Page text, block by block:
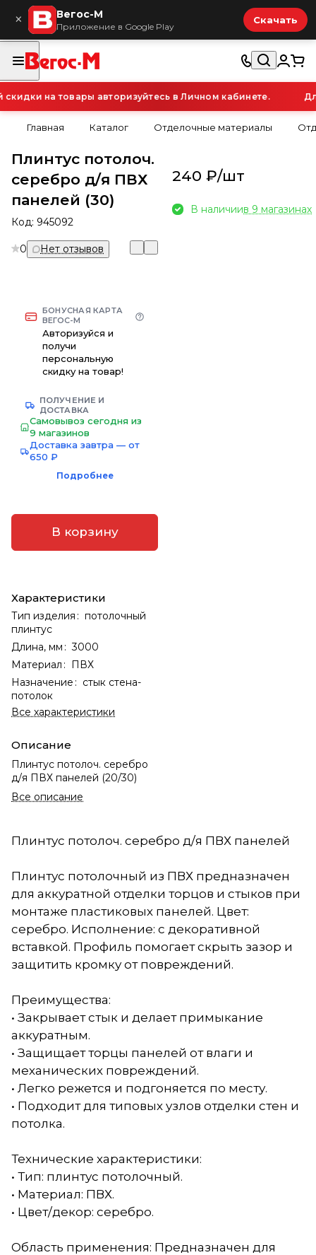
× Вегос-М
Приложение в Google Play
Скачать
на товары авторизуйтесь в Личном кабинете.
Главная Каталог Отделочные материалы
Плинтус потолоч.
серебро д/я ПВХ
панелей (30)
Код: 945092
0 Нет отзывов
БОНУСНАЯ КАРТА
ВЕГОС-М
Авторизуйся и
получи
персональную
скидку на товар!
ПОЛУЧЕНИЕ И
ДОСТАВКА
Самовывоз сегодня из
9 магазинов
Доставка завтра — от
650 ₽
Подробнее
В корзину
Характеристики
Тип изделия : потолочный
плинтус
Длина, мм : 3000
Материал : ПВХ
Назначение : стык стена-
потолок
Все характеристики
Описание
Плинтус потолоч. серебро
д/я ПВХ панелей (20/30)
Все описание
240 ₽/шт
В наличиив 9 магазинах
Плинтус потолоч. серебро д/я ПВХ панелей
Плинтус потолочный из ПВХ предназначен
для аккуратной отделки торцов и стыков при
монтаже пластиковых панелей. Цвет:
серебро. Исполнение: с декоративной
вставкой. Профиль помогает скрыть зазор и
защитить кромку от повреждений.
Преимущества:
• Закрывает стык и делает примыкание
аккуратным.
• Защищает торцы панелей от влаги и
механических повреждений.
• Легко режется и подгоняется по месту.
• Подходит для типовых узлов отделки стен и
потолка.
Технические характеристики:
• Тип: плинтус потолочный.
• Материал: ПВХ.
• Цвет/декор: серебро.
Область применения: Предназначен для